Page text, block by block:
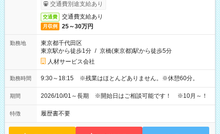
交通費別途支給あり
交通費 交通費支給あり
月収例 25～30万円
勤務地
東京都千代田区
東京駅から徒歩1分 / 京橋(東京都)駅から徒歩5分
人材サービス会社
勤務時間 9:30～18:15 ※残業はほとんどありません。※休憩60分。
期間 2026/10/01～長期 ※開始日はご相談可能です！ ※10月～！
特徴 履歴書不要